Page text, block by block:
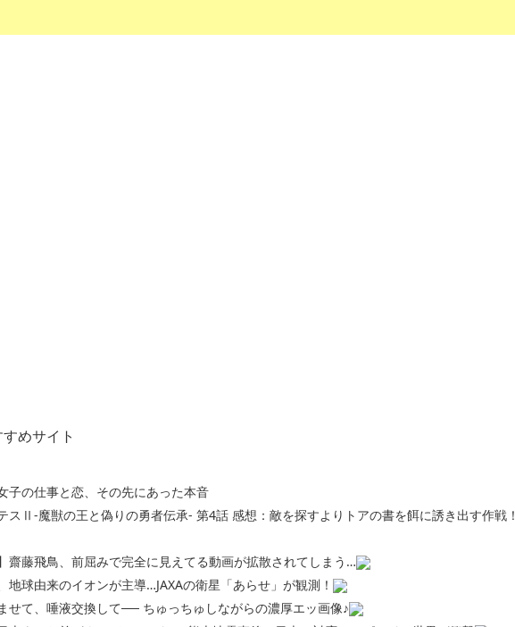
めサイト
子の仕事と恋、その先にあった本音
スⅡ-魔獣の王と偽りの勇者伝承- 第4話 感想：敵を探すよりトアの書を餌に誘き出す作戦！
齋藤飛鳥、前屈みで完全に見えてる動画が拡散されてしまう…
地球由来のイオンが主導…JAXAの衛星「あらせ」が観測！
せて、唾液交換して── ちゅっちゅしながらの濃厚エッ画像♪